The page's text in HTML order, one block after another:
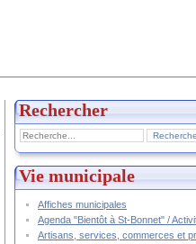
Rechercher
Vie municipale
Affiches municipales
Agenda "Bientôt à St-Bonnet" /
Artisans, services, commerces et